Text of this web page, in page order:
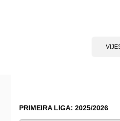
PRIMEIRA LIGA: 2025/2026